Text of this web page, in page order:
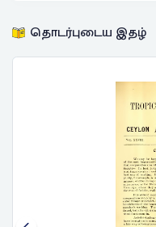
தொடர்புடைய இதழ்